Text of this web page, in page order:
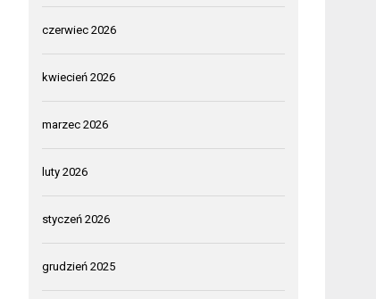
czerwiec 2026
kwiecień 2026
marzec 2026
luty 2026
styczeń 2026
grudzień 2025